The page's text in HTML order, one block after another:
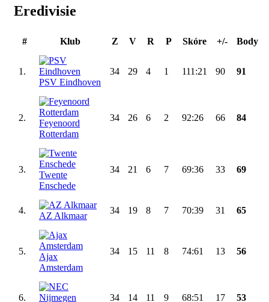
Eredivisie
# Klub Z V R P Skóre +/- Body
1.
PSV Eindhoven
34 29 4 1 111:21 90 91
2.
Feyenoord
Rotterdam
34 26 6 2 92:26 66 84
3.
Twente
Enschede
34 21 6 7 69:36 33 69
4.
AZ Alkmaar
34 19 8 7 70:39 31 65
5.
Ajax
Amsterdam
34 15 11 8 74:61 13 56
6. 34 14 11 9 68:51 17 53